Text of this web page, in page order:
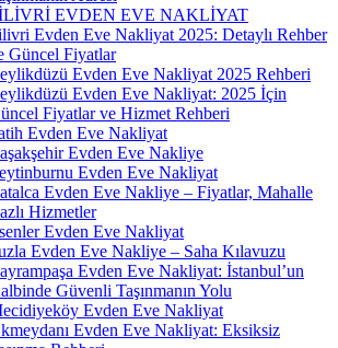
EVDEN EVE NAKLİYAT
Evden Eve Nakliyat 2025: Detaylı Rehber
Güncel Fiyatlar
Evden Eve Nakliyat 2025 Rehberi
Evden Eve Nakliyat: 2025 İçin
Fiyatlar ve Hizmet Rehberi
Evden Eve Nakliyat
Evden Eve Nakliye
Evden Eve Nakliyat
Evden Eve Nakliye – Fiyatlar, Mahalle
Hizmetler
Evden Eve Nakliyat
Evden Eve Nakliye – Saha Kılavuzu
Evden Eve Nakliyat: İstanbul’un
Güvenli Taşınmanın Yolu
Evden Eve Nakliyat
Evden Eve Nakliyat: Eksiksiz